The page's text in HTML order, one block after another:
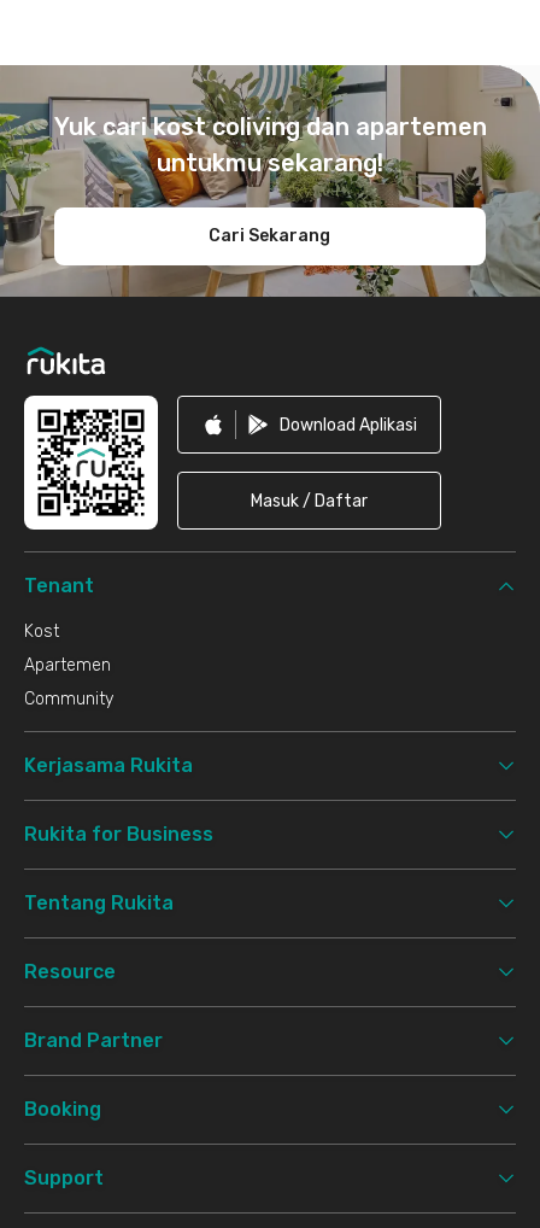
Yuk cari kost coliving dan apartemen
untukmu sekarang!
Cari Sekarang
Download Aplikasi
Masuk / Daftar
Tenant
Kost
Apartemen
Community
Kerjasama Rukita
Rukita for Business
Tentang Rukita
Resource
Brand Partner
Booking
Support